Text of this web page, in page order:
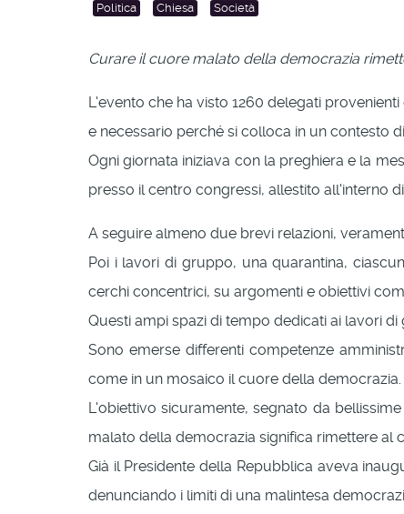
Politica Chiesa Società
Curare il cuore malato della democrazia
L'evento che ha visto 1260 delegati
e necessario perché si colloca in un contesto
Ogni giornata iniziava con la preghiera e la
presso il centro congressi, allestito all'interno
A seguire almeno due brevi relazioni,
Poi i lavori di gruppo, una quarantina,
cerchi concentrici, su argomenti e obiettivi
Questi ampi spazi di tempo dedicati ai lavori
Sono emerse differenti competenze
come in un mosaico il cuore della democrazia.
L'obiettivo sicuramente, segnato da
malato della democrazia significa rimettere al
Già il Presidente della Repubblica aveva
denunciando i limiti di una malintesa